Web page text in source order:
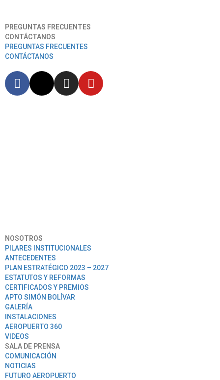
PREGUNTAS FRECUENTES
CONTÁCTANOS
PREGUNTAS FRECUENTES
CONTÁCTANOS
NOSOTROS
PILARES INSTITUCIONALES
ANTECEDENTES
PLAN ESTRATÉGICO 2023 – 2027
ESTATUTOS Y REFORMAS
CERTIFICADOS Y PREMIOS
APTO SIMÓN BOLÍVAR
GALERÍA
INSTALACIONES
AEROPUERTO 360
VIDEOS
SALA DE PRENSA
COMUNICACIÓN
NOTICIAS
FUTURO AEROPUERTO